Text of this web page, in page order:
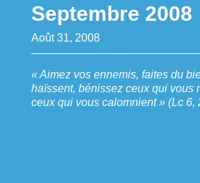
Septembre 2008
Août 31, 2008
« Aimez vos ennemis, faites du
haïssent, bénissez ceux qui vous
ceux qui vous calomnient » (Lc 6,